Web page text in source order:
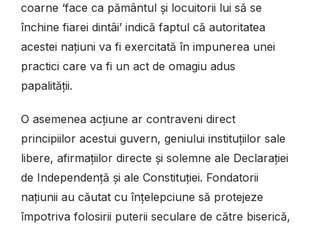
coarne ‘face ca pământul și locuitorii lui să se
închine fiarei dintâi’ indică faptul că autoritatea
acestei națiuni va fi exercitată în impunerea unei
practici care va fi un act de omagiu adus
papalității.
O asemenea acțiune ar contraveni direct
principiilor acestui guvern, geniului instituțiilor sale
libere, afirmațiilor directe și solemne ale Declarației
de Independență și ale Constituției. Fondatorii
națiunii au căutat cu înțelepciune să protejeze
împotriva folosirii puterii seculare de către biserică,